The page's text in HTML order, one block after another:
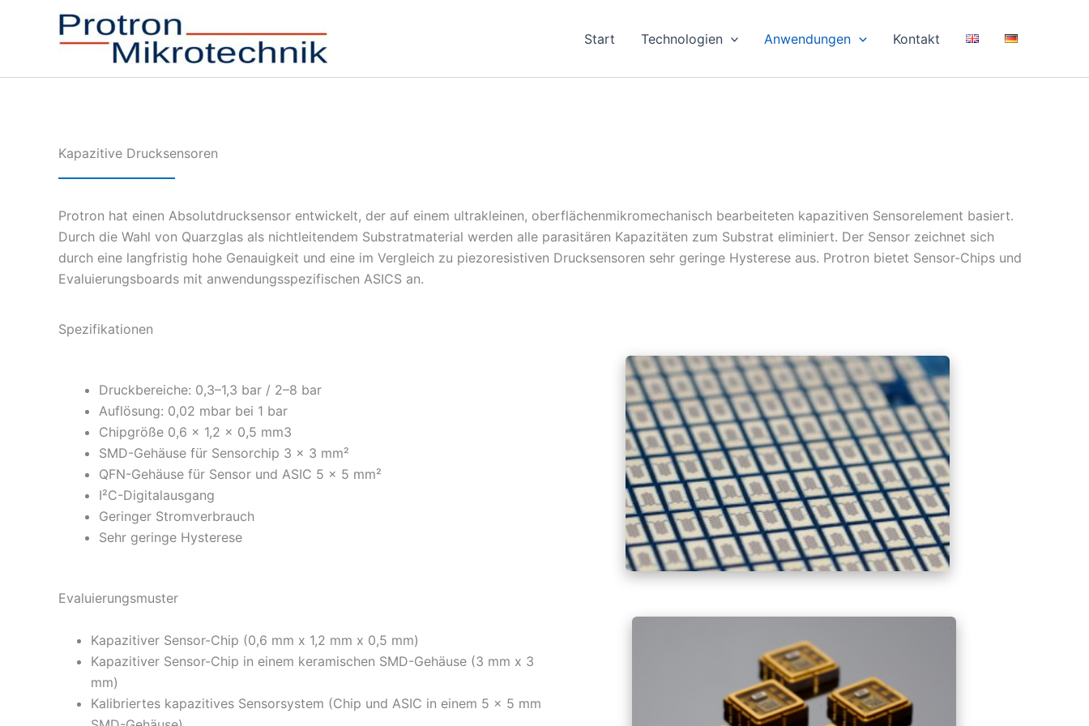
Start Technologien Anwendungen Kontakt
Kapazitive Drucksensoren
Protron hat einen Absolutdrucksensor entwickelt, der auf einem ultrakleinen, oberflächenmikromechanisch bearbeiteten kapazitiven Sensorelement basiert.
Durch die Wahl von Quarzglas als nichtleitendem Substratmaterial werden alle parasitären Kapazitäten zum Substrat eliminiert. Der Sensor zeichnet sich
durch eine langfristig hohe Genauigkeit und eine im Vergleich zu piezoresistiven Drucksensoren sehr geringe Hysterese aus. Protron bietet Sensor-Chips und
Evaluierungsboards mit anwendungsspezifischen ASICS an.
Spezifikationen
Druckbereiche: 0,3–1,3 bar / 2–8 bar
Auflösung: 0,02 mbar bei 1 bar
Chipgröße 0,6 x 1,2 x 0,5 mm3
SMD-Gehäuse für Sensorchip 3 x 3 mm²
QFN-Gehäuse für Sensor und ASIC 5 x 5 mm²
I²C-Digitalausgang
Geringer Stromverbrauch
Sehr geringe Hysterese
Evaluierungsmuster
Kapazitiver Sensor-Chip (0,6 mm x 1,2 mm x 0,5 mm)
Kapazitiver Sensor-Chip in einem keramischen SMD-Gehäuse (3 mm x 3
mm)
Kalibriertes kapazitives Sensorsystem (Chip und ASIC in einem 5 x 5 mm